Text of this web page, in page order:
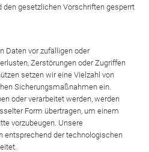
gesetzlichen Vorschriften gesperrt
Daten vor zufälligen oder
Zerstörungen oder Zugriffen
setzen wir eine Vielzahl von
Sicherungsmaßnahmen ein.
oder verarbeitet werden, werden
Form übertragen, um einem
vorzubeugen. Unsere
entsprechend der technologischen